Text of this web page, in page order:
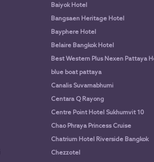
Baiyok Hotel
Bangsaen Heritage Hotel
Bayphere Hotel
Belaire Bangkok Hotel
Best Western Plus Nexen Pattaya
blue boat pattaya
Canalis Suvarnabhumi
Centara Q Rayong
Centre Point Hotel Sukhumvit 10
Chao Phraya Princess Cruise
Chatrium Hotel Riverside Bangkok
Chezzotel